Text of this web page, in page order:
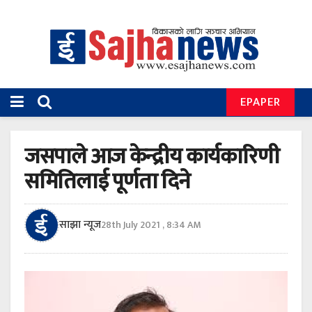
EPAPER
जसपाले आज केन्द्रीय कार्यकारिणी
समितिलाई पूर्णता दिने
साझा न्यूज28th July 2021 , 8:34 AM